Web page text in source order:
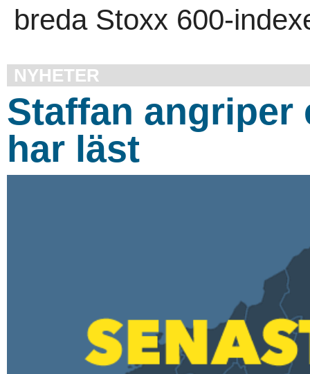
breda Stoxx 600-
NYHETER
Staffan angriper
har läst